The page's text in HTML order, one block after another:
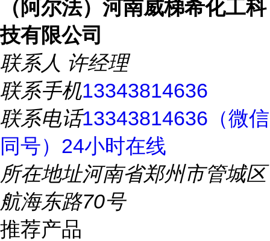
（阿尔法）河南威梯希化工科
技有限公司
联系人 许经理
联系手机13343814636
联系电话13343814636（微信
同号）24小时在线
所在地址河南省郑州市管城区
航海东路70号
推荐产品